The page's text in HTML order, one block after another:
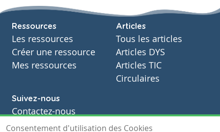
Ressources
Les ressources
Créer une ressource
Mes ressources
Articles
Tous les articles
Articles DYS
Articles TIC
Circulaires
Suivez-nous
Contactez-nous
Soutien scolaire
Consentement d'utilisation des Cookies